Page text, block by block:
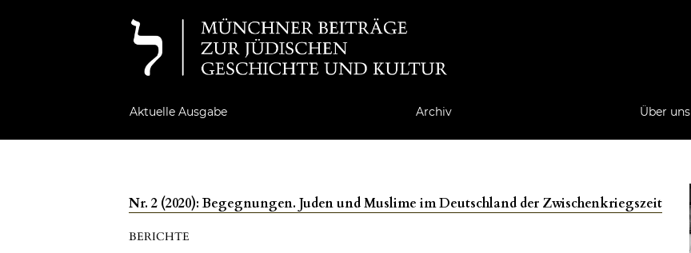
Aktuelle Ausgabe Archiv Über uns
Nr. 2 (2020): Begegnungen. Juden und Muslime im Deutschland der Zwischenkriegszeit
BERICHTE